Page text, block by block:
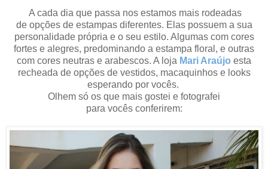
A cada dia que passa nos estamos mais rodeadas
de opções de estampas diferentes. Elas possuem a sua
personalidade própria e o seu estilo. Algumas com cores
fortes e alegres, predominando a estampa floral, e outras
com cores neutras e arabescos. A loja Mari Araújo esta
recheada de opções de vestidos, macaquinhos e looks
esperando por vocês.
Olhem só os que mais gostei e fotografei
para vocês conferirem: